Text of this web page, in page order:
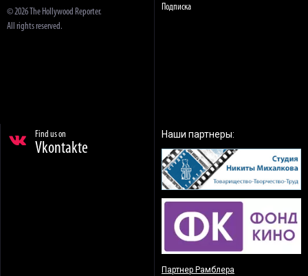
© 2026 The Hollywood Reporter.
All rights reserved.
Подписка
Find us on
Vkontakte
Наши партнеры:
Партнер Рамблера